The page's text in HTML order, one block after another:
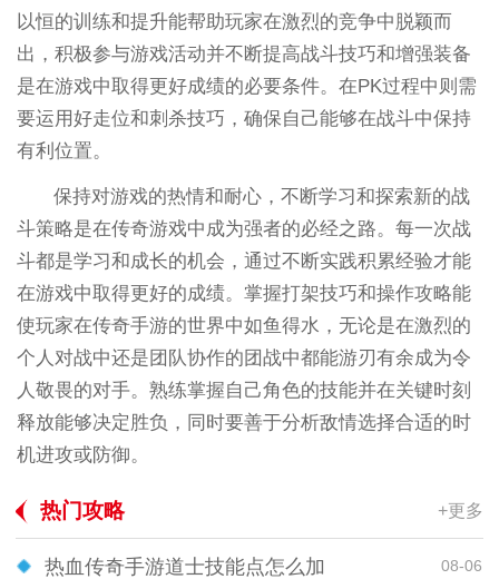
以恒的训练和提升能帮助玩家在激烈的竞争中脱颖而
出，积极参与游戏活动并不断提高战斗技巧和增强装备
是在游戏中取得更好成绩的必要条件。在PK过程中则需
要运用好走位和刺杀技巧，确保自己能够在战斗中保持
有利位置。
保持对游戏的热情和耐心，不断学习和探索新的战
斗策略是在传奇游戏中成为强者的必经之路。每一次战
斗都是学习和成长的机会，通过不断实践积累经验才能
在游戏中取得更好的成绩。掌握打架技巧和操作攻略能
使玩家在传奇手游的世界中如鱼得水，无论是在激烈的
个人对战中还是团队协作的团战中都能游刃有余成为令
人敬畏的对手。熟练掌握自己角色的技能并在关键时刻
释放能够决定胜负，同时要善于分析敌情选择合适的时
机进攻或防御。
热门攻略 +更多
热血传奇手游道士技能点怎么加 08-06